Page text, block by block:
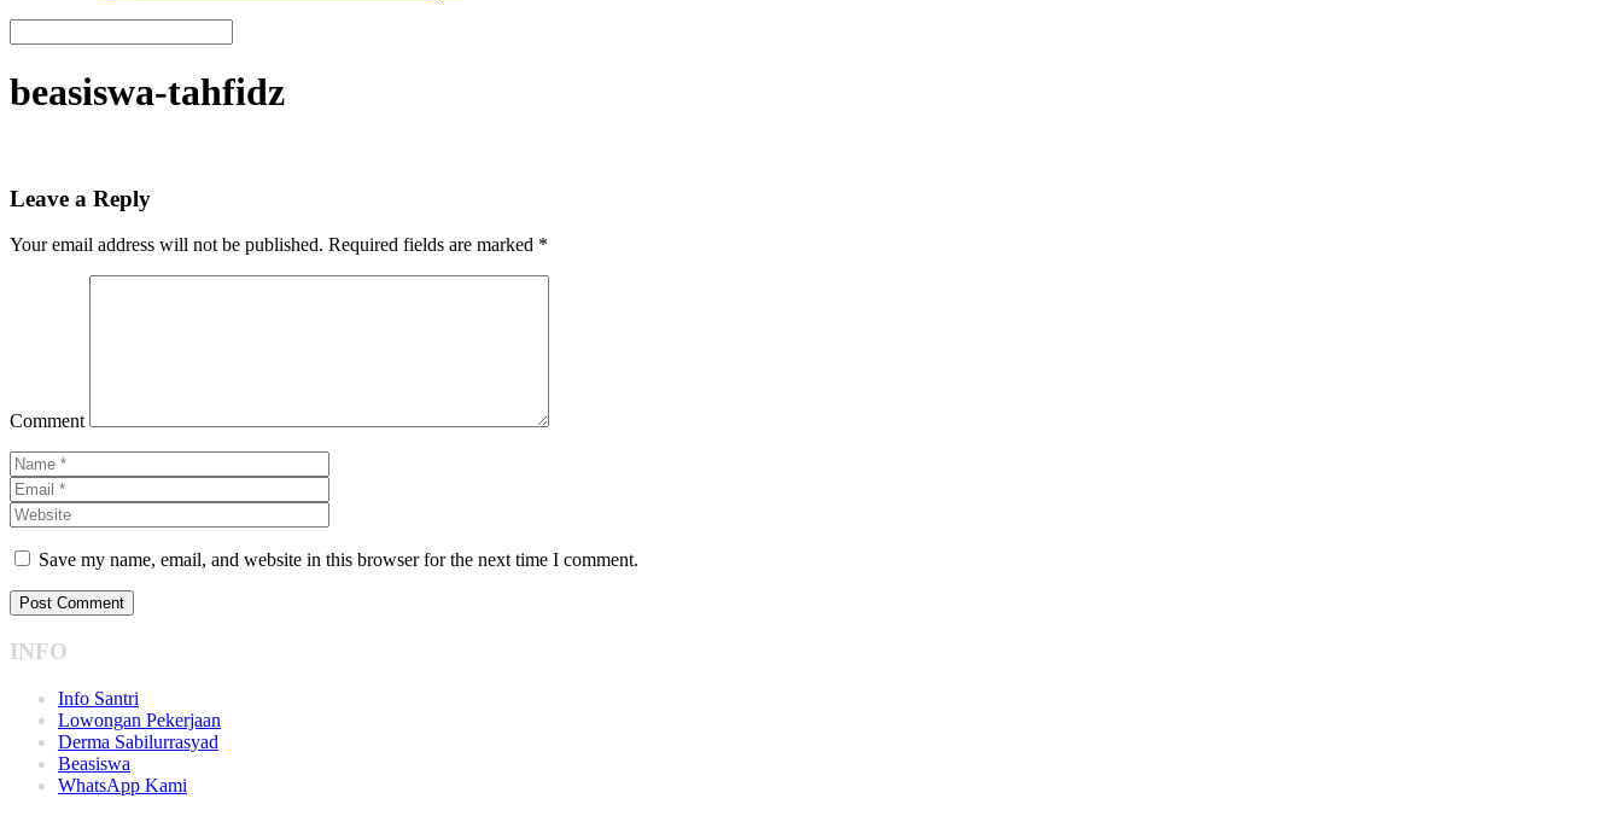
beasiswa-tahfidz
Leave a Reply
Your email address will not be published. Required fields are marked *
Comment
Save my name, email, and website in this browser for the next time I comment.
INFO
Info Santri
Lowongan Pekerjaan
Derma Sabilurrasyad
Beasiswa
WhatsApp Kami